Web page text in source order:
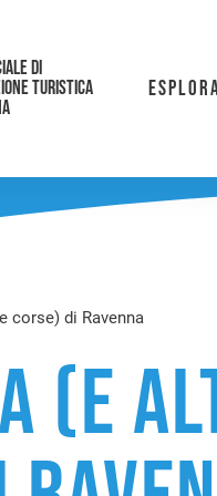
DI
TURISTICA
corse) di Ravenna
(e